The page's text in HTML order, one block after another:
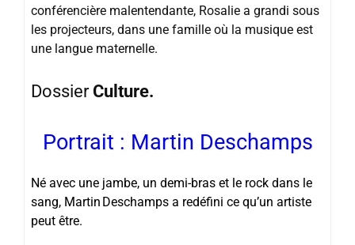
conférencière malentendante, Rosalie a grandi sous
les projecteurs, dans une famille où la musique est
une langue maternelle.
Dossier Culture.
Portrait : Martin Deschamps
Né avec une jambe, un demi-bras et le rock dans le
sang, Martin Deschamps a redéfini ce qu’un artiste
peut être.